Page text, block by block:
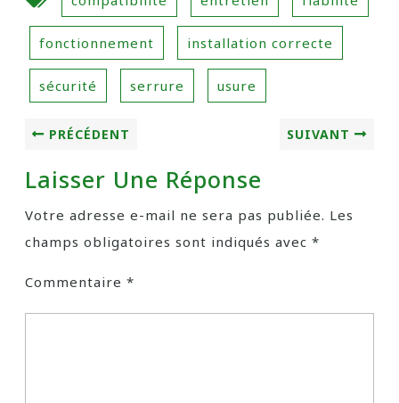
fonctionnement installation correcte
sécurité serrure usure
PRÉCÉDENT SUIVANT
Laisser Une Réponse
Votre adresse e-mail ne sera pas publiée. Les
champs obligatoires sont indiqués avec *
Commentaire *